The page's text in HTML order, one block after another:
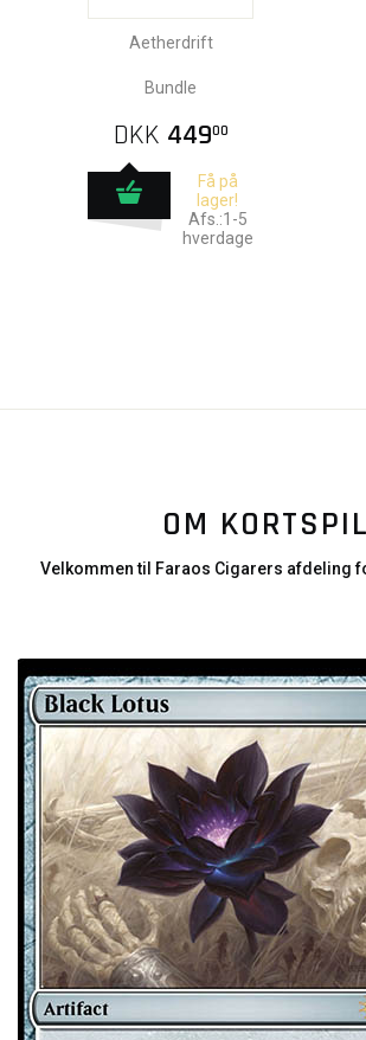
Aetherdrift
Bundle
DKK 44900
Få på
lager!
Afs.:1-5
hverdage
OM KORTSPIL
Velkommen til Faraos Cigarers afdeling